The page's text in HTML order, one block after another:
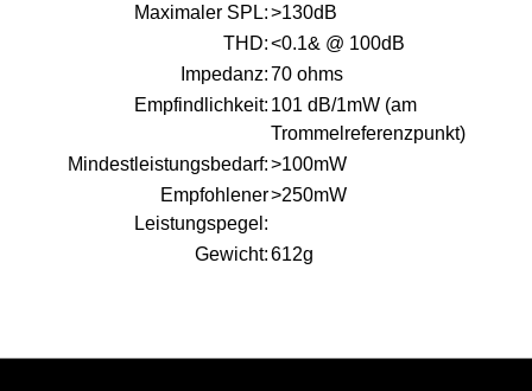
Maximaler SPL:>130dB
THD:<0.1& @ 100dB
Impedanz:70 ohms
Empfindlichkeit: 101 dB/1mW (am
Trommelreferenzpunkt)
Mindestleistungsbedarf:>100mW
Empfohlener
Leistungspegel:
>250mW
Gewicht:612g